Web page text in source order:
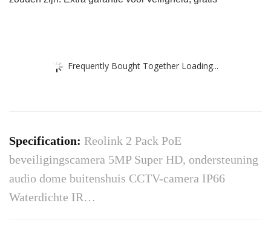
Frequently Bought Together Loading...
Specification: Reolink 2 Pack PoE
beveiligingscamera 5MP Super HD, ondersteuning
audio dome buitenshuis CCTV-camera IP66
Waterdichte IR…